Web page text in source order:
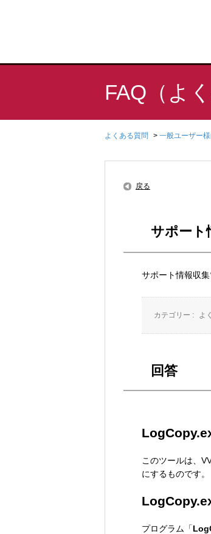
FAQ（よ
よくある質問 > 一般ユーザー
戻る
サポート
サポート情報収
カテゴリー : よ
回答
このツールは、
にするものです。
プログラム「